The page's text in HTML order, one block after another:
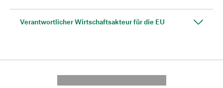
Verantwortlicher Wirtschaftsakteur für die EU